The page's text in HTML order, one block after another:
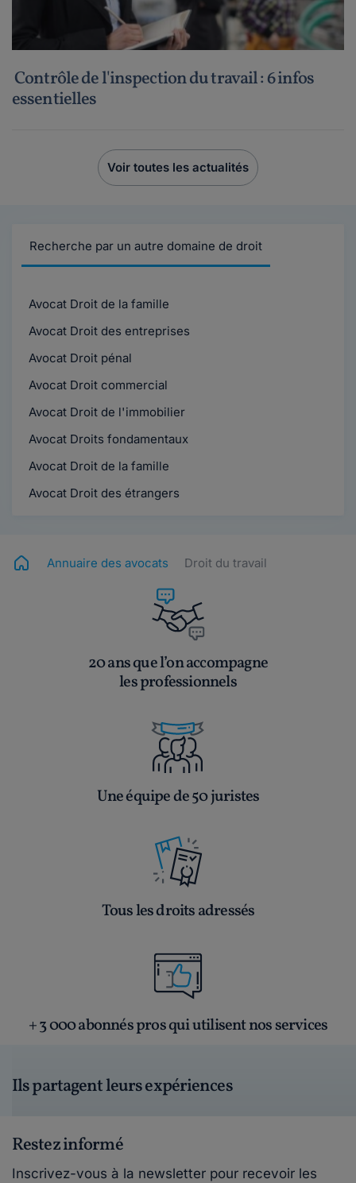
Contrôle de l'inspection du travail : 6 infos
essentielles
Voir toutes les actualités
Recherche par un autre domaine de droit
Avocat Droit de la famille
Avocat Droit des entreprises
Avocat Droit pénal
Avocat Droit commercial
Avocat Droit de l'immobilier
Avocat Droits fondamentaux
Avocat Droit de la famille
Avocat Droit des étrangers
Annuaire des avocats Droit du travail
20 ans que l’on accompagne
les professionnels
Une équipe de 50 juristes
Tous les droits adressés
+ 3 000 abonnés pros qui utilisent nos services
Ils partagent leurs expériences
Restez informé
Inscrivez-vous à la newsletter pour recevoir les